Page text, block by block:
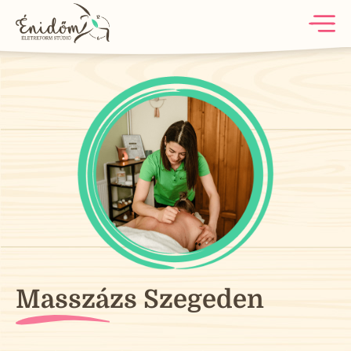
Masszázs Szegeden